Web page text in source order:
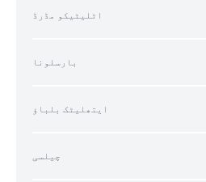
اٹلیٹیکو مڈرڈ
بارسلونا
ایتھلیٹک بلباؤ
چیلسی